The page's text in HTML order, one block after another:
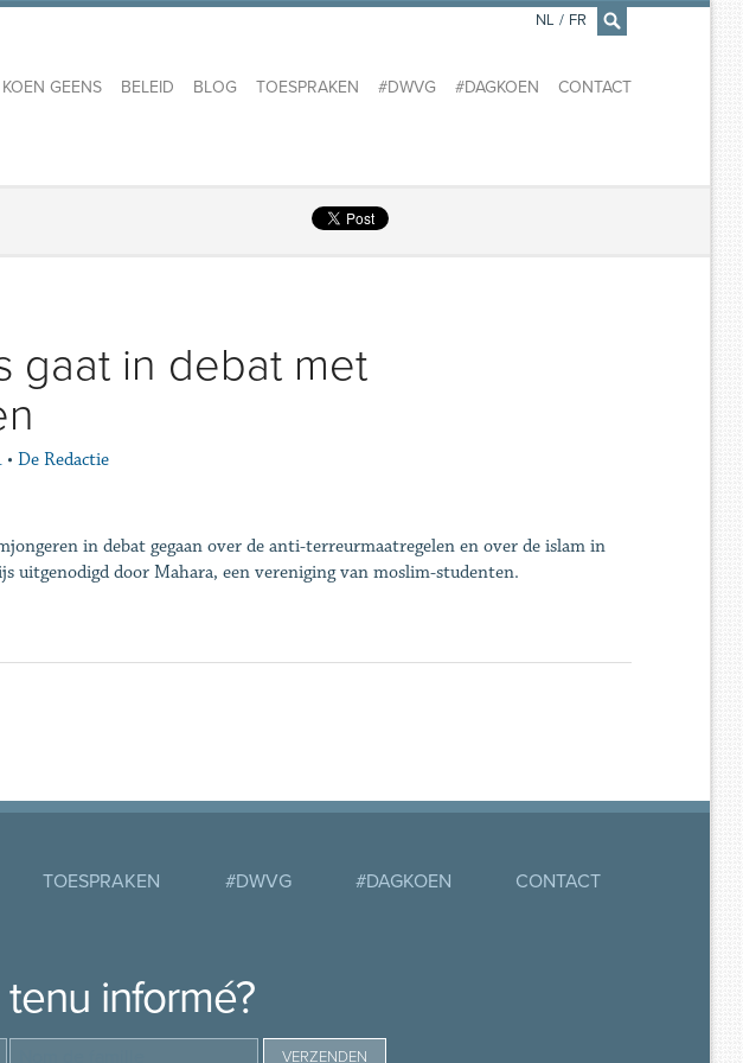
×
GEENS BELEID BLOG TOESPRAKEN #DWVG #DAGKOEN CONTACT
NL / FR
gaat in debat met
• De Redactie
in debat gegaan over de anti-terreurmaatregelen en over de islam in
uitgenodigd door Mahara, een vereniging van moslim-studenten.
TOESPRAKEN #DWVG #DAGKOEN CONTACT
informé?